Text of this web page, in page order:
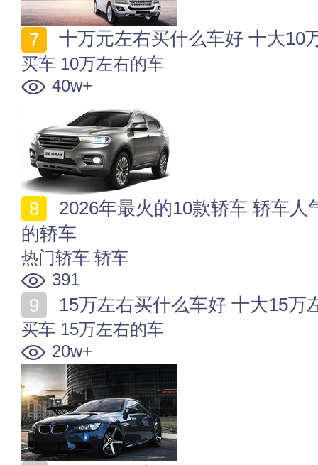
十万元左右买什么车好 十大10
买车 10万左右的车
40w+
的轿车
热门轿车 轿车
391
15万左右买什么车好 十大15万
买车 15万左右的车
20w+